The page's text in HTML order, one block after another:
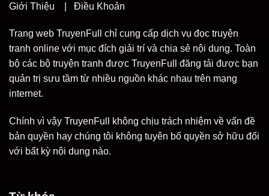
Giới Thiệu Điều Khoản
Trang web TruyenFull chỉ cung cấp dịch vụ đọc truyện
tranh online với mục đích giải trí và chia sẻ nội dung. Toàn
bộ các bộ truyện tranh được TruyenFull đăng tải được bạn
quản trị sưu tầm từ nhiều nguồn khác nhau trên mạng
internet.
Chính vì vậy TruyenFull không chịu trách nhiệm về vấn đề
bản quyền hay chúng tôi không tuyên bố quyền sở hữu đối
với bất kỳ nội dung nào.